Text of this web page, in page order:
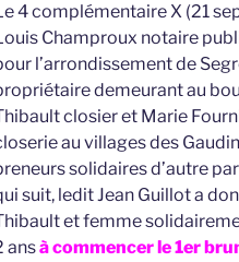
4 complémentaire X (21
Champroux notaire
l’arrondissement de
demeurant au
closier et Marie
au villages des
solidaires d’autre
suit, ledit Jean Guillot a
et femme
ansà commencer le 1er